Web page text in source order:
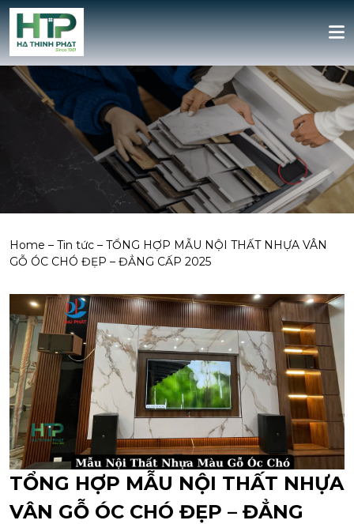
Home – Tin tức – TỔNG HỢP MẪU NỘI THẤT NHỰA VÂN
GỖ ÓC CHÓ ĐẸP – ĐẲNG CẤP 2025
TỔNG HỢP MẪU NỘI THẤT NHỰA
VÂN GỖ ÓC CHÓ ĐẸP – ĐẲNG